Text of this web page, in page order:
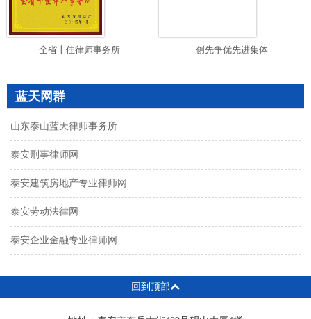
全省十佳律师事务所 创先争优先进集体
蓝天网群
山东泰山蓝天律师事务所
泰安刑事律师网
泰安建筑房地产专业律师网
泰安劳动法律网
泰安企业金融专业律师网
回到顶部